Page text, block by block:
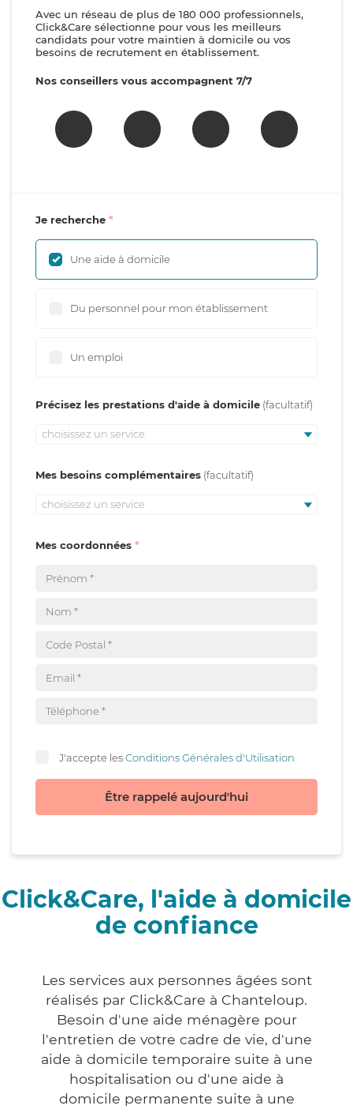
Avec un réseau de plus de 180 000 professionnels,
Click&Care sélectionne pour vous les meilleurs
candidats pour votre maintien à domicile ou vos
besoins de recrutement en établissement.
Nos conseillers vous accompagnent 7/7
Je recherche
Une aide à domicile
Du personnel pour mon établissement
Un emploi
Précisez les prestations d'aide à domicile
choisissez un service
Mes besoins complémentaires
choisissez un service
Mes coordonnées
J'accepte lesConditions Générales d'Utilisation
Être rappelé aujourd'hui
Click&Care, l'aide à domicile
de confiance
Les services aux personnes âgées sont
réalisés par Click&Care à Chanteloup.
Besoin d'une aide ménagère pour
l'entretien de votre cadre de vie, d'une
aide à domicile temporaire suite à une
hospitalisation ou d'une aide à
domicile permanente suite à une